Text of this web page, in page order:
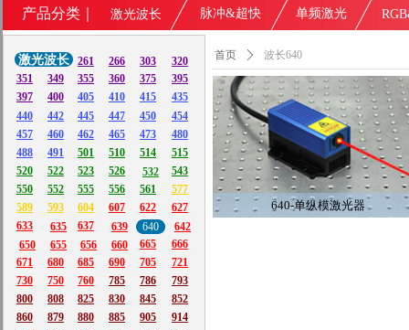
首页 ꄲ 波长640
640-单纵模激光器
产品分类｜ 激光波长 脉冲&超快 单频激光
532
635 639 640
642
650
655 656 660
激光波长 261 266 303
320
349
351 375
355
400
397
360 395
442
440
435
415
445
447 450 454
405 410
457 460 462 473
480
488
491
465
501
510 514
515
520
522 523 526
543
550
555
552 556 561
577
589
593 604
607
633
627
622
637
665
666
671
685 705
690
721
760
750
730
680
785
786
793
800
808
885
880
879
860
852
845
830
825
905
914